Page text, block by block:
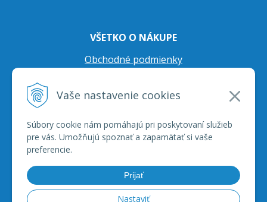
Vaše nastavenie cookies
Súbory cookie nám pomáhajú pri poskytovaní služieb
pre vás. Umožňujú spoznať a zapamätať si vaše
preferencie.
Prijať
Nastaviť
VŠETKO O NÁKUPE
Obchodné podmienky
Prepravné podmienky